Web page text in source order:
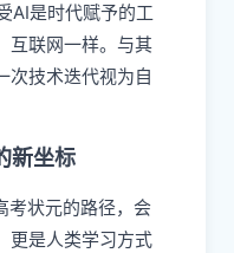
AI是时代赋予的工
互联网一样。与其
次技术迭代视为自
新坐标
考状元的路径，会
更是人类学习方式